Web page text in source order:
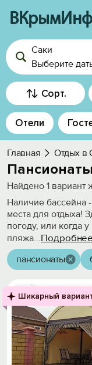
Войти
Избранное
История
Добавить
Саки
Выберите
Сорт.
Отели
Главная Отдых в
Найдено 1 вариант
Наличие бассейна
места для отдыха!
погоду, или когда
пляжа...Подробнее
пансионаты
Шикарный